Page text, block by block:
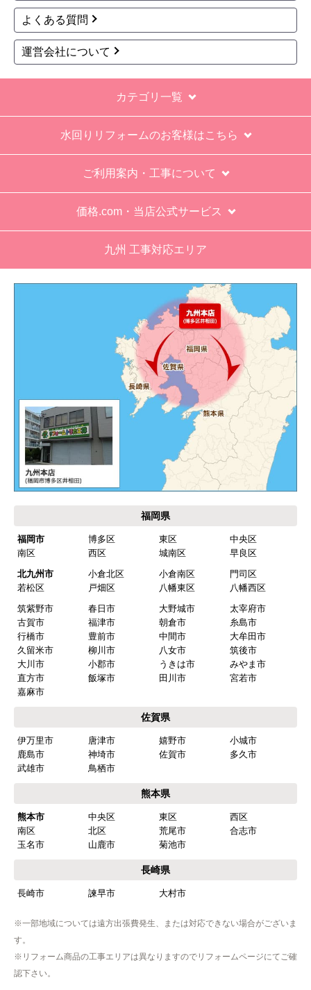
保障期間の説明もHPとは違った。８年保証にして
いるがメーカー保証が３年追加になり１１年と説
明があった。HPにはメーカー保証期間も８年に含
むとなっていたが、どちらが正しいか分からな
が悪かったが室外機の荷揚げを手伝った。もし、
客先が高齢の女性だったらどうしたのか疑問。
エアコン専門の担当べつにもう一人来て欲しかっ
た。
メールだとは知らず、確認できなかった。
エアコンが２００V対応型だが、同じ２００Vでも
業務用なのでコンセントの形状が違い、途中で工
事業者が買いに行く始末。注文時に形状の確認も
別の部屋もお願いしたいと考えていたが、少々不
akagenoane
欲しい商品をスムーズに注文できましたか？
予定の期日までに商品が届きましたか？
商品の梱包は必要十分なものでしたか？
またこのショップを利用したいですか？
文時期】2026年03月頃（モバイルから）
【このショップを選んだ理由は？】
商品価格がお手頃だった
【注文からどのくらいで届きましたか？】
忘れました
【その他感想・コメント】
工事は土曜日に申し込んだが、
たので、仕事を1日休まなければならなかった。
よくある質問
運営会社について
カテゴリ一覧
水回りリフォームのお客様はこちら
ご利用案内・工事について
価格.com・当店公式サービス
九州 工事対応エリア
福岡県
福岡市 博多区 東区
中央区
南区
西区 城南区
早良区
北九州市
小倉北区 小倉南区
門司区
若松区
戸畑区 八幡東区
八幡西区
筑紫野市
春日市 大野城市
太宰府市
古賀市
福津市 朝倉市
糸島市
行橋市
豊前市 中間市
大牟田市
久留米市
柳川市 八女市
筑後市
大川市
小郡市 うきは市
みやま市
直方市
飯塚市 田川市
宮若市
嘉麻市
佐賀県
伊万里市 唐津市 嬉野市
小城市
鹿島市
神埼市 佐賀市
多久市
武雄市
鳥栖市
熊本県
熊本市 中央区 東区
西区
南区
北区 荒尾市
合志市
玉名市
山鹿市 菊池市
長崎県
長崎市 諫早市 大村市
※一部地域については遠方出張費発生、または対応できない場合がございま
す。
※リフォーム商品の工事エリアは異なりますのでリフォームページにてご確
認下さい。